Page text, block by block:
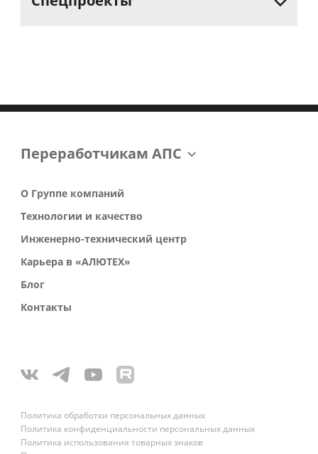
Переработчикам АПС
О Группе компаний
Технологии и качество
Инженерно-технический центр
Карьера в «АЛЮТЕХ»
Блог
Контакты
Политика обработки персональных данных
Политика конфиденциальности персональных данных
Политика использования товарных знаков